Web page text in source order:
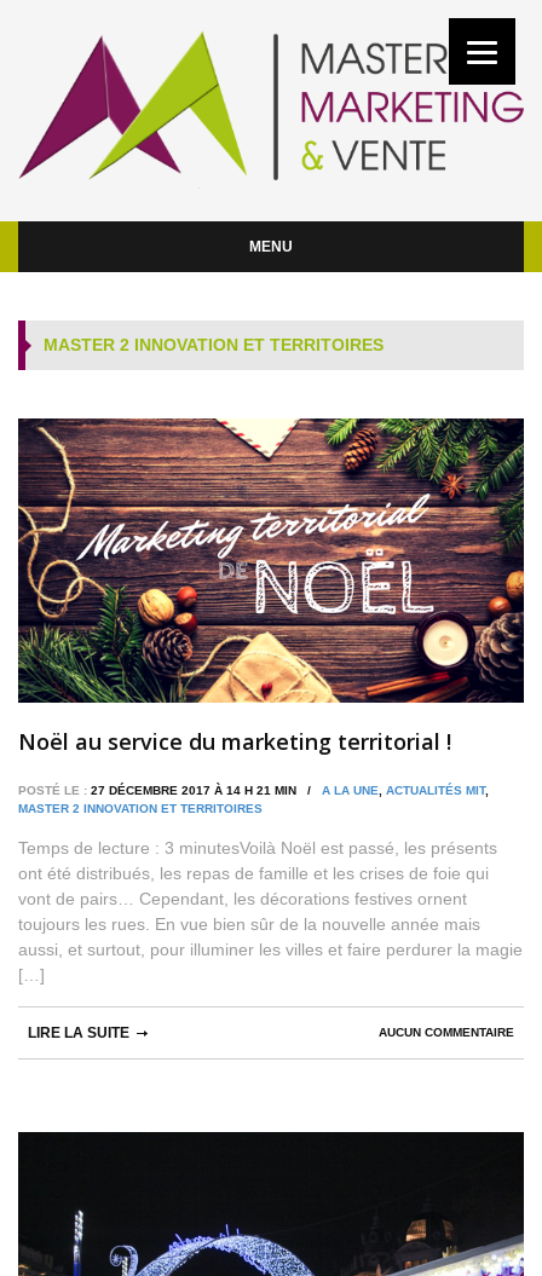
MENU
MASTER 2 INNOVATION ET TERRITOIRES
Noël au service du marketing territorial !
POSTÉ LE : 27 DÉCEMBRE 2017 À 14 H 21 MIN / A LA UNE ACTUALITÉS MIT,
MASTER 2 INNOVATION ET TERRITOIRES
Temps de lecture : 3 minutesVoilà Noël est passé, les présents
ont été distribués, les repas de famille et les crises de foie qui
vont de pairs… Cependant, les décorations festives ornent
toujours les rues. En vue bien sûr de la nouvelle année mais
aussi, et surtout, pour illuminer les villes et faire perdurer la magie
[…]
AUCUN COMMENTAIRE
LIRE LA SUITE